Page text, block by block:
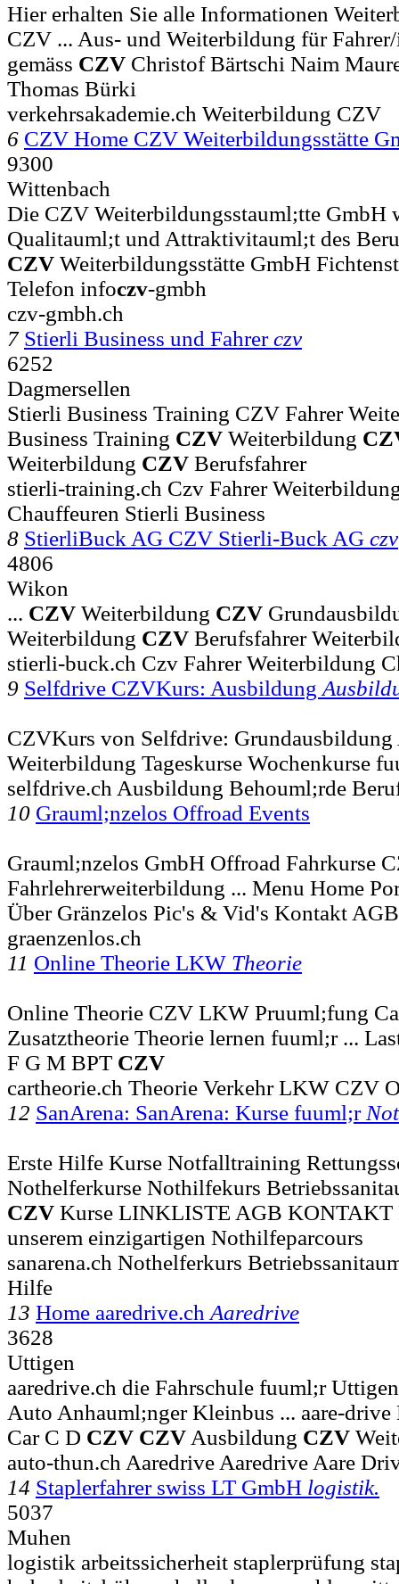
Hier erhalten Sie alle Informationen
CZV ... Aus- und Weiterbildung für
gemäss CZV Christof Bärtschi Naim
Thomas Bürki
verkehrsakademie.ch Weiterbildung CZV
6 CZV Home CZV Weiterbildungsstätte
9300
Wittenbach
Die CZV Weiterbildungsstauml;tte GmbH
Qualitauml;t und Attraktivitauml;t des
CZV Weiterbildungsstätte GmbH
Telefon infoczv-gmbh
czv-gmbh.ch
7 Stierli Business und Fahrerczv
6252
Dagmersellen
Stierli Business Training CZV Fahrer
Business Training CZV Weiterbildung
Weiterbildung CZV Berufsfahrer
stierli-training.ch Czv Fahrer
Chauffeuren Stierli Business
8 StierliBuck AG CZV Stierli-Buck AG czv
4806
Wikon
... CZV Weiterbildung CZV
Weiterbildung CZV Berufsfahrer
stierli-buck.ch Czv Fahrer Weiterbildung
9 Selfdrive CZVKurs: Ausbildung
CZVKurs von Selfdrive:
Weiterbildung Tageskurse Wochenkurse
selfdrive.ch Ausbildung Behouml;rde
10 Grauml;nzelos Offroad Events
Grauml;nzelos GmbH Offroad Fahrkurse
Fahrlehrerweiterbildung ... Menu Home
Über Gränzelos Pic's & Vid's Kontakt
graenzenlos.ch
11 Online Theorie LKW Theorie
Online Theorie CZV LKW Pruuml;fung
Zusatztheorie Theorie lernen fuuml;r ...
F G M BPT CZV
cartheorie.ch Theorie Verkehr LKW CZV
12 SanArena: SanArena: Kurse fuuml;r
Erste Hilfe Kurse Notfalltraining
Nothelferkurse Nothilfekurs
CZV Kurse LINKLISTE AGB KONTAKT
unserem einzigartigen Nothilfeparcours
sanarena.ch Nothelferkurs
Hilfe
13 Home aaredrive.ch Aaredrive
3628
Uttigen
aaredrive.ch die Fahrschule fuuml;r
Auto Anhauml;nger Kleinbus ... aare-drive
Car C D CZV CZV Ausbildung CZV
auto-thun.ch Aaredrive Aaredrive Aare
14 Staplerfahrer swiss LT GmbH logistik.
5037
Muhen
logistik arbeitssicherheit staplerprüfung